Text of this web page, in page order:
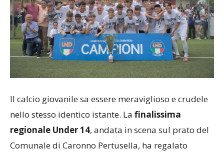
Il calcio giovanile sa essere meraviglioso e crudele
nello stesso identico istante. La finalissima
regionale Under 14, andata in scena sul prato del
Comunale di Caronno Pertusella, ha regalato